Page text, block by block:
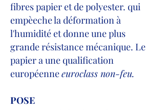
fibres papier et de polyester. qui
empèeche la déformation à
l'humidité et donne une plus
grande résistance mécanique. Le
papier a une qualification
européenneeuroclass non-feu.
POSE